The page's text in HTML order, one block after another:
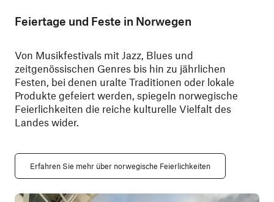
Feiertage und Feste in Norwegen
Von Musikfestivals mit Jazz, Blues und
zeitgenössischen Genres bis hin zu jährlichen
Festen, bei denen uralte Traditionen oder lokale
Produkte gefeiert werden, spiegeln norwegische
Feierlichkeiten die reiche kulturelle Vielfalt des
Landes wider.
Erfahren Sie mehr über norwegische Feierlichkeiten